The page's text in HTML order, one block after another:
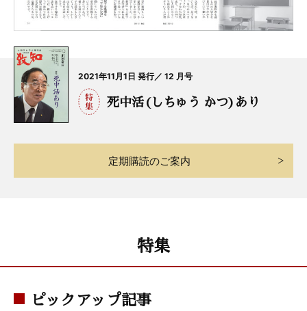
2021年11月1日 発行／ 12 月号
死中活(しちゅう かつ)あり
定期購読のご案内
特集
ピックアップ記事